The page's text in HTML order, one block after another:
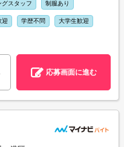
グスタッフ 制服あり
迎 学歴不問 大学生歓迎
応募画面に進む